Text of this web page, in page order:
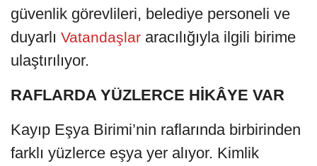
güvenlik görevlileri, belediye personeli ve
duyarlı Vatandaşlar aracılığıyla ilgili birime
ulaştırılıyor.
RAFLARDA YÜZLERCE HİKÂYE VAR
Kayıp Eşya Birimi’nin raflarında birbirinden
farklı yüzlerce eşya yer alıyor. Kimlik